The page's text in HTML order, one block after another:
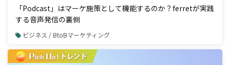
「Podcast」はマーケ施策として機能するのか？ferretが実践
する音声発信の裏側
ビジネス / BtoBマーケティング